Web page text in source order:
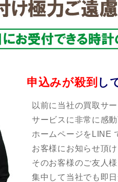
申込みが殺到 し
以前に当社の買取サ
サービスに非常に感
ホームページをLINE
お客様にお知らせ頂
そのお客様のご友人
集中して当社でも即